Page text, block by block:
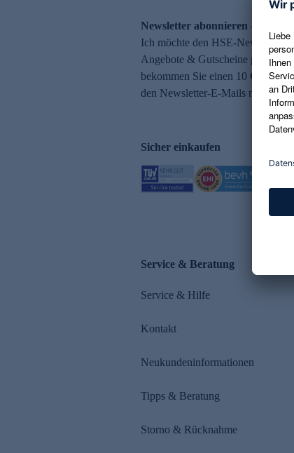
Newsletter abonnieren – 10 €
Ich möchte den HSE-Newsletter
Angebote & Gutscheine per E-
bekommen Sie einen 10 €
den Newsletter-E-Mails möglich.
Sicher einkaufen
Service & Beratung
Service & Hilfe
Kontakt
Neukundeninformationen
Tipps & Beratung
Storno & Rücknahme